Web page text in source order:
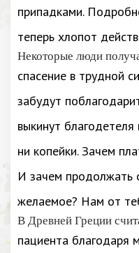
припадками.
теперь хлопот
Некоторые люди
спасение в трудной
забудут
выкинут
ни копейки. Зачем
И зачем продолжать
желаемое? Нам от
В Древней Греции
пациента благодаря